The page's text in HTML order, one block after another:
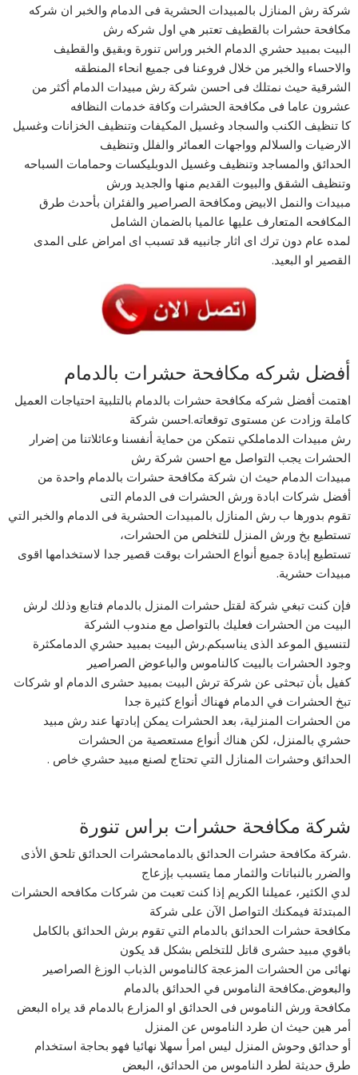
شركة رش المنازل بالمبيدات الحشرية فى الدمام والخبر ان شركه
مكافحة حشرات بالقطيف تعتبر هي اول شركه رش
البيت بمبيد حشري الدمام الخبر وراس تنورة وبقيق والقطيف
والاحساء والخبر من خلال فروعنا فى جميع انحاء المنطقه
الشرقية حيث نمتلك فى احسن شركة رش مبيدات الدمام أكثر من
عشرون عاما فى مكافحة الحشرات وكافة خدمات النظافه
كا تنظيف الكنب والسجاد وغسيل المكيفات وتنظيف الخزانات وغسيل
الارضيات والسلالم وواجهات العمائر والفلل وتنظيف
الحدائق والمساجد وتنظيف وغسيل الدوبليكسات وحمامات السباحه
وتنظيف الشقق والبيوت القديم منها والجديد ورش
مبيدات والنمل الابيض ومكافحة الصراصير والفئران بأحدث طرق
المكافحه المتعارف عليها عالميا بالضمان الشامل
لمده عام دون ترك اى اثار جانبيه قد تسبب اى امراض على المدى
القصير او البعيد.
أفضل شركه مكافحة حشرات بالدمام
اهتمت أفضل شركه مكافحة حشرات بالدمام بالتلبية احتياجات العميل
كاملة وزادت عن مستوى توقعاته.احسن شركة
رش مبيدات الدماملكي نتمكن من حماية أنفسنا وعائلاتنا من إضرار
الحشرات يجب التواصل مع احسن شركة رش
مبيدات الدمام حيث ان شركة مكافحة حشرات بالدمام واحدة من
أفضل شركات ابادة ورش الحشرات فى الدمام التى
تقوم بدورها ب رش المنازل بالمبيدات الحشرية فى الدمام والخبر التي
تستطيع بخ ورش المنزل للتخلص من الحشرات،
تستطيع إبادة جميع أنواع الحشرات بوقت قصير جدا لاستخدامها اقوى
مبيدات حشرية.
فإن كنت تبغي شركة لقتل حشرات المنزل بالدمام فتابع وذلك لرش
البيت من الحشرات فعليك بالتواصل مع مندوب الشركة
لتنسيق الموعد الذى يناسبكم.رش البيت بمبيد حشري الدمامكثرة
وجود الحشرات بالبيت كالناموس والباعوض الصراصير
كفيل بأن تبحثى عن شركة ترش البيت بمبيد حشرى الدمام او شركات
تبخ الحشرات في الدمام فهناك أنواع كثيرة جدا
من الحشرات المنزلية، بعد الحشرات يمكن إبادتها عند رش مبيد
حشري بالمنزل، لكن هناك أنواع مستعصية من الحشرات
الحدائق وحشرات المنازل التي تحتاج لصنع مبيد حشري خاص .
شركة مكافحة حشرات براس تنورة
.شركة مكافحة حشرات الحدائق بالدمامحشرات الحدائق تلحق الأذى
والضرر بالنباتات والثمار مما يتسبب بإزعاج
لدي الكثير، عميلنا الكريم إذا كنت تعبت من شركات مكافحه الحشرات
المبتدئة فيمكنك التواصل الآن على شركة
مكافحة حشرات الحدائق بالدمام التي تقوم برش الحدائق بالكامل
باقوي مبيد حشرى قاتل للتخلص بشكل قد يكون
نهائى من الحشرات المزعجة كالناموس الذباب الوزغ الصراصير
والبعوض.مكافحة الناموس في الحدائق بالدمام
مكافحة ورش الناموس فى الحدائق او المزارع بالدمام قد يراه البعض
أمر هين حيث ان طرد الناموس عن المنزل
أو حدائق وحوش المنزل ليس امرأ سهلا نهائيا فهو بحاجة استخدام
طرق حديثة لطرد الناموس من الحدائق، البعض